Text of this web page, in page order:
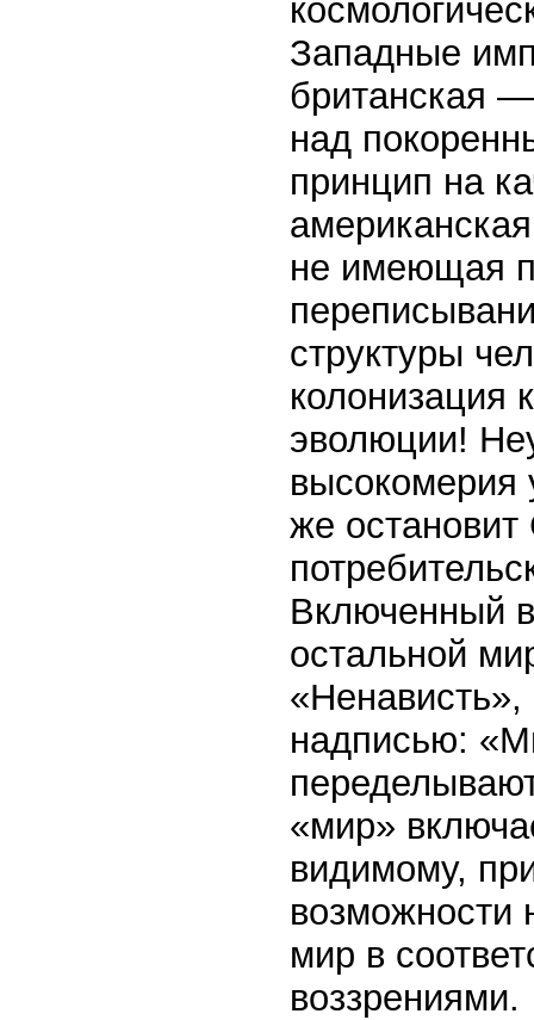
Западные
британская
над
принцип на
не имеющая
структуры
колонизация
эволюции!
высокомерия
же
Включенный
остальной
надписью:
«мир»
видимому,
возможности
мир в
воззрениями.